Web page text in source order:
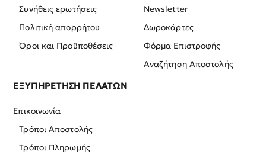
Συνήθεις ερωτήσεις
Πολιτική απορρήτου
Όροι και Προϋποθέσεις
Newsletter
Δωροκάρτες
Φόρμα Επιστροφής
Αναζήτηση Αποστολής
ΕΞΥΠΗΡΕΤΗΣΗ ΠΕΛΑΤΩΝ
Επικοινωνία
Τρόποι Αποστολής
Τρόποι Πληρωμής